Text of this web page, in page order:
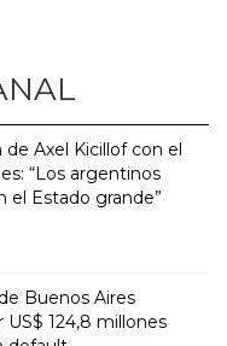
Axel Kicillof con el
“Los argentinos
el Estado grande”
Buenos Aires
US$ 124,8 millones